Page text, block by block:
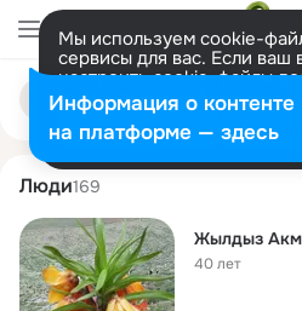
Мы используем cookie-
сервисы для вас. Если ваш
настроить cookie-файлы
представитель. Больше
Разрешить все
Поиск
людям
zhyldyz akmatova
Люди169
40 лет
Информация о контенте
на платформе — здесь